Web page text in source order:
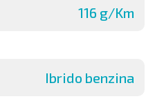
116 g/Km
Ibrido benzina